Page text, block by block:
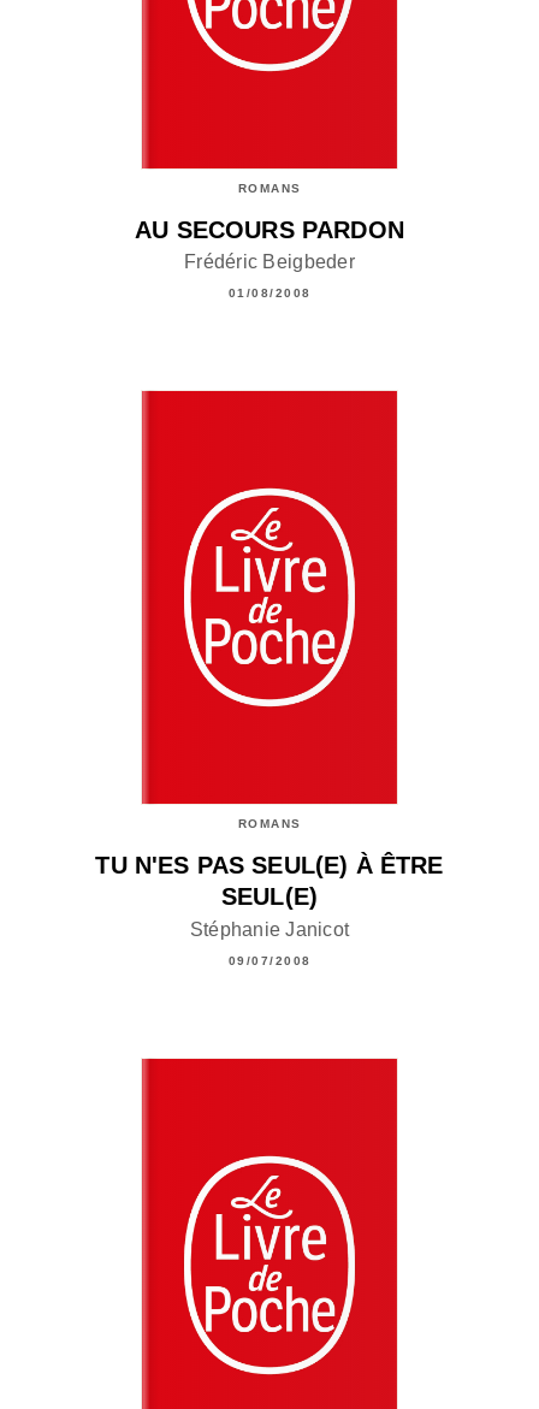
ROMANS
AU SECOURS PARDON
Frédéric Beigbeder
01/08/2008
ROMANS
TU N'ES PAS SEUL(E) À ÊTRE
SEUL(E)
Stéphanie Janicot
09/07/2008